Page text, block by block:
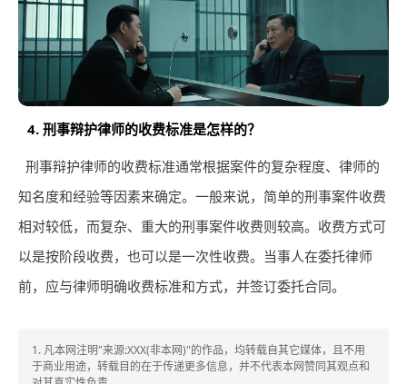
4. 刑事辩护律师的收费标准是怎样的？
刑事辩护律师的收费标准通常根据案件的复杂程度、律师的
知名度和经验等因素来确定。一般来说，简单的刑事案件收费
相对较低，而复杂、重大的刑事案件收费则较高。收费方式可
以是按阶段收费，也可以是一次性收费。当事人在委托律师
前，应与律师明确收费标准和方式，并签订委托合同。
1. 凡本网注明"来源:XXX(非本网)"的作品，均转载自其它媒体，且不用
于商业用途，转载目的在于传递更多信息，并不代表本网赞同其观点和